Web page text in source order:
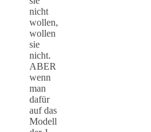
nicht
wollen,
wollen
sie
nicht.
ABER
wenn
man
dafür
auf das
Modell